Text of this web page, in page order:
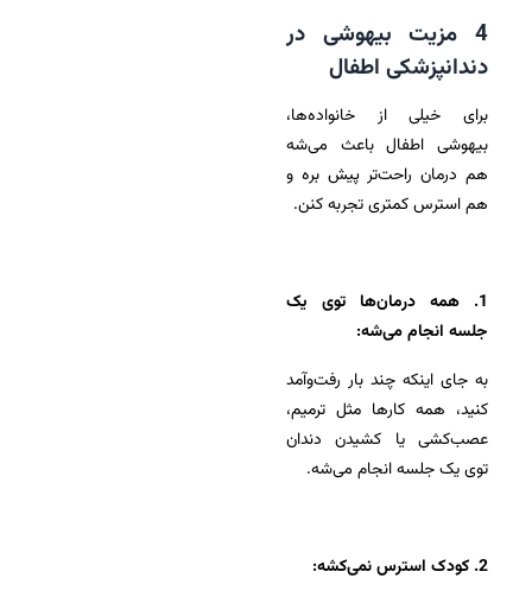
4 مزیت بیهوشی در
دندانپزشکی اطفال
برای خیلی از خانواده‌ها،
بیهوشی اطفال باعث می‌شه
هم درمان راحت‌تر پیش بره و
هم استرس کمتری تجربه کنن.
1. همه درمان‌ها توی یک
جلسه انجام می‌شه:
به جای اینکه چند بار رفت‌وآمد
کنید، همه کارها مثل ترمیم،
عصب‌کشی یا کشیدن دندان
توی یک جلسه انجام می‌شه.
2. کودک استرس نمی‌کشه: